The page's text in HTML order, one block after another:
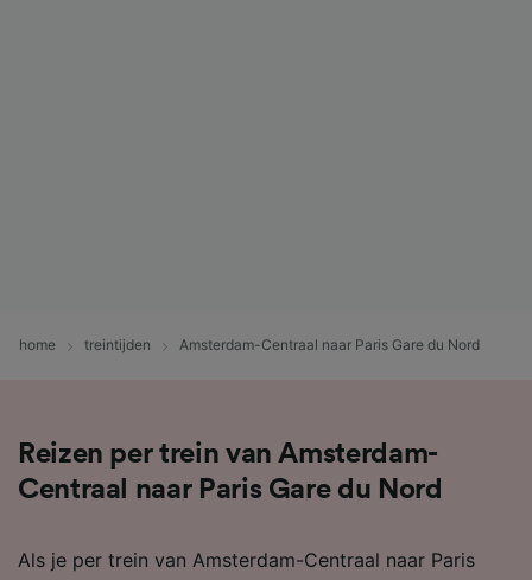
home treintijden Amsterdam-Centraal naar Paris Gare du Nord
Reizen per trein van Amsterdam-
Centraal naar Paris Gare du Nord
Als je per trein van Amsterdam-Centraal naar Paris